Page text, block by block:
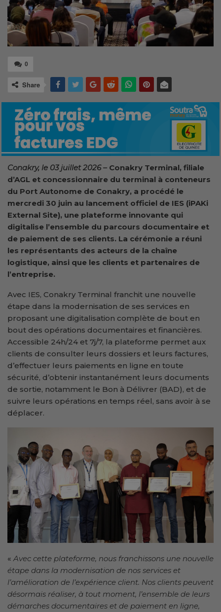
0
Share
Conakry, le 03 juillet 2026 – Conakry Terminal, filiale
d’AGL et concessionnaire du terminal à conteneurs
du Port Autonome de Conakry, a procédé le
mercredi 30 juin au lancement officiel de IES (iPAKi
External Site), une plateforme innovante qui
digitalise l’ensemble du parcours documentaire et
de paiement de ses clients. La cérémonie a réuni
les représentants des acteurs de la chaîne
logistique, ainsi que les clients et partenaires de
l’entreprise.
Avec IES, Conakry Terminal franchit une nouvelle
étape dans la modernisation de ses services en
proposant une digitalisation complète de bout en
bout des opérations documentaires et financières.
Accessible 24h/24 et 7j/7, la plateforme permet aux
clients de consulter leurs dossiers et leurs factures,
d’effectuer leurs paiements en ligne en toute
sécurité, d’obtenir instantanément leurs documents
de sortie, notamment le Bon à Délivrer (BAD), et de
suivre leurs opérations en temps réel, sans avoir à se
déplacer.
«Avec cette plateforme, nous franchissons une nouvelle
étape dans la modernisation de nos services et
l’amélioration de l’expérience client. Nos clients peuvent
désormais réaliser, à tout moment, l’ensemble de leurs
démarches documentaires et de paiement en ligne,